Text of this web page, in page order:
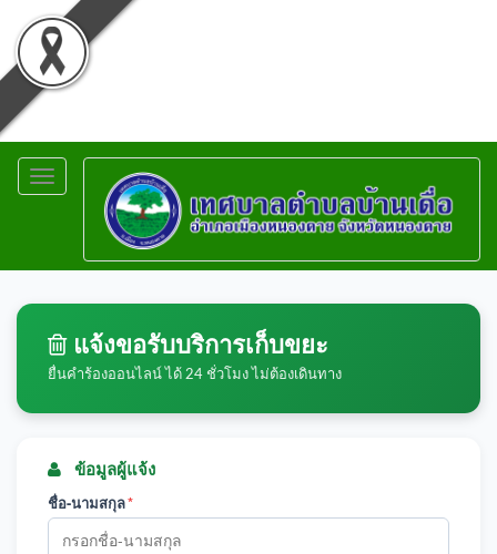
Toggle
navigation
แจ้งขอรับบริการเก็บขยะ
ยื่นคำร้องออนไลน์ ได้ 24 ชั่วโมง ไม่ต้องเดินทาง
ข้อมูลผู้แจ้ง
ชื่อ-นามสกุล*